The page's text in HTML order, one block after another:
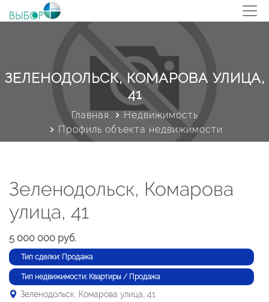
ЗЕЛЕНОДОЛЬСК, КОМАРОВА УЛИЦА,
41
Главная
Недвижимость
Профиль объекта недвижимости
Зеленодольск, Комарова
улица, 41
5 000 000 руб.
Тип сделки: Продажа
Тип недвижимости: Квартиры / Продажа
Зеленодольск, Комарова улица, 41